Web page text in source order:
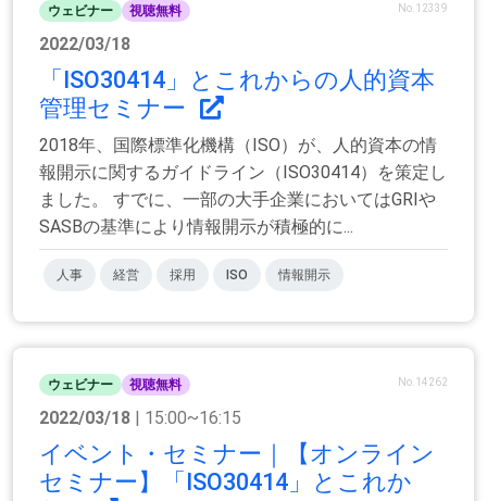
ウェビナー 視聴無料 No.12339
2022/03/18
「ISO30414」とこれからの人的資本
管理セミナー
2018年、国際標準化機構（ISO）が、人的資本の情
報開示に関するガイドライン（ISO30414）を策定し
ました。 すでに、一部の大手企業においてはGRIや
SASBの基準により情報開示が積極的に...
人事 経営 採用 ISO 情報開示
ウェビナー 視聴無料 No.14262
2022/03/18 | 15:00~16:15
イベント・セミナー｜【オンライン
セミナー】「ISO30414」とこれか